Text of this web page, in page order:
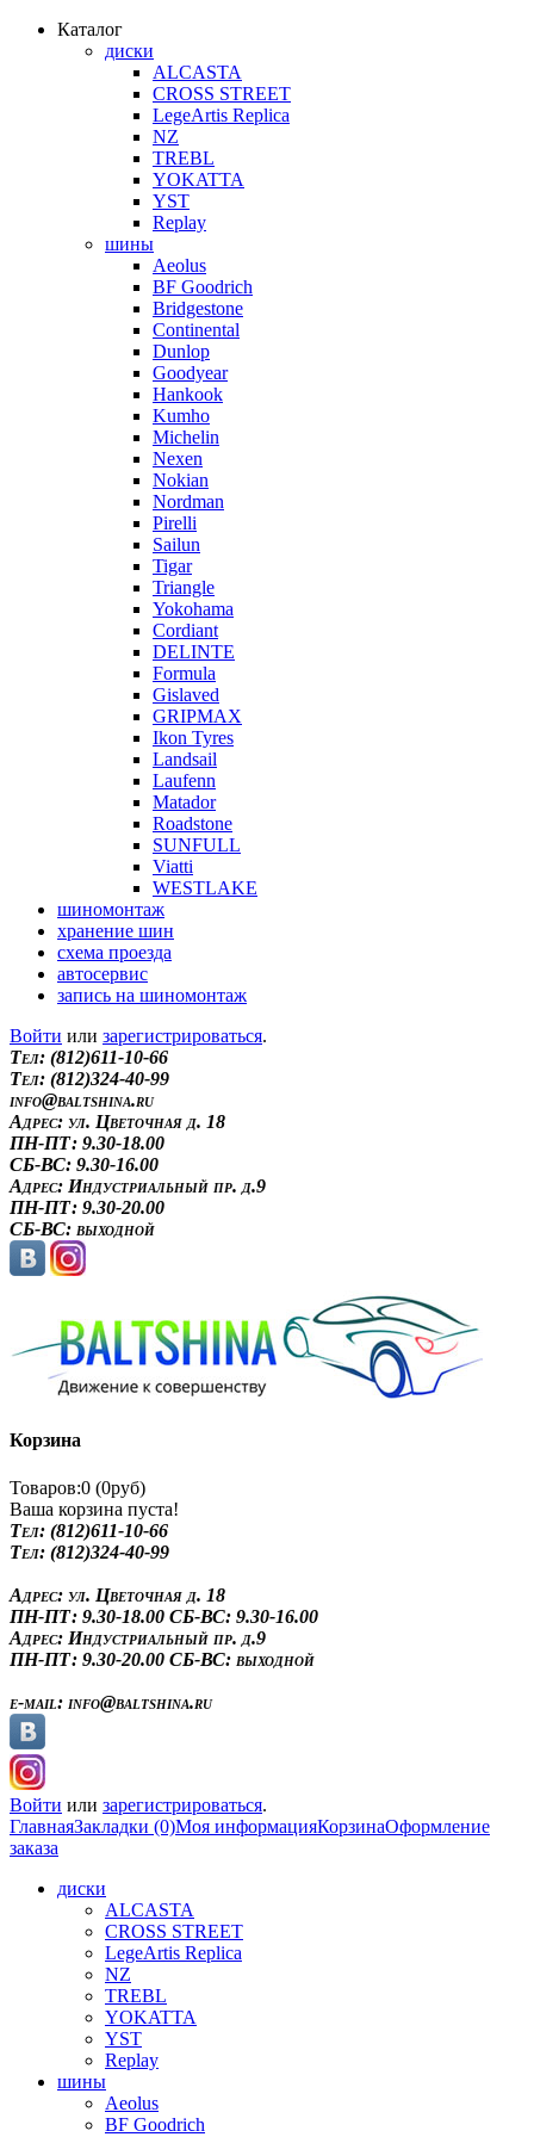
Каталог
диски
ALCASTA
CROSS STREET
LegeArtis Replica
NZ
TREBL
YOKATTA
YST
Replay
шины
Aeolus
BF Goodrich
Bridgestone
Continental
Dunlop
Goodyear
Hankook
Kumho
Michelin
Nexen
Nokian
Nordman
Pirelli
Sailun
Tigar
Triangle
Yokohama
Cordiant
DELINTE
Formula
Gislaved
GRIPMAX
Ikon Tyres
Landsail
Laufenn
Matador
Roadstone
SUNFULL
Viatti
WESTLAKE
шиномонтаж
хранение шин
схема проезда
автосервис
запись на шиномонтаж
Войти или зарегистрироваться.
Tел: (812)611-10-66
Tел: (812)324-40-99
info@baltshina.ru
Адрес: ул. Цветочная д. 18
ПН-ПТ: 9.30-18.00
СБ-ВС: 9.30-16.00
Адрес: Индустриальный пр. д.9
ПН-ПТ: 9.30-20.00
СБ-ВС: выходной
Корзина
Товаров:0 (0руб)
Ваша корзина пуста!
Tел: (812)611-10-66
Tел: (812)324-40-99
Адрес: ул. Цветочная д. 18
ПН-ПТ: 9.30-18.00 СБ-ВС: 9.30-16.00
Адрес: Индустриальный пр. д.9
ПН-ПТ: 9.30-20.00 СБ-ВС: выходной
e-mail: info@baltshina.ru
Войти или зарегистрироваться.
ГлавнаяЗакладки (0)Моя информацияКорзинаОформление
заказа
диски
ALCASTA
CROSS STREET
LegeArtis Replica
NZ
TREBL
YOKATTA
YST
Replay
шины
Aeolus
BF Goodrich